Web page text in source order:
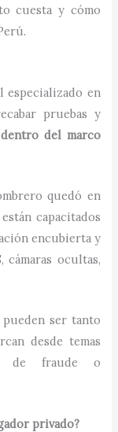
cuesta y cómo
especializado en
pruebas y
dentro del marco
quedó en
capacitados
encubierta y
cámaras ocultas,
ser tanto
desde temas
de fraude o
privado?